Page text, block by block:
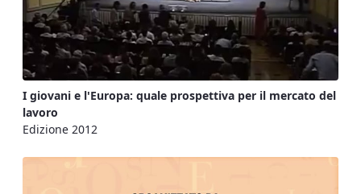
I giovani e l'Europa: quale prospettiva per il mercato del
lavoro
Edizione 2012